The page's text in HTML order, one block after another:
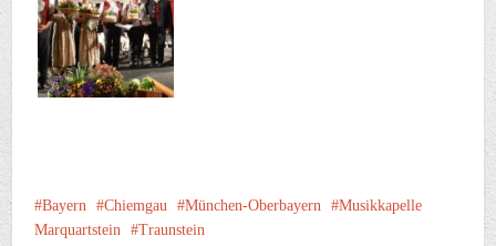
Bayern Chiemgau München-Oberbayern
Musikkapelle
Marquartstein
Traunstein